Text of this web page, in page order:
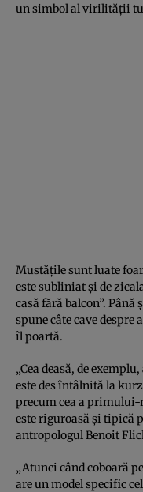
un simbol al virilităţii
Mustăţile sunt luate
este subliniat şi de
casă fără balcon”.
spune câte cave despre
îl poartă.
„Cea deasă, de
este des întâlnită la
precum cea a
este riguroasă şi tipică
antropologul Benoit
„Atunci când coboară
are un model specific